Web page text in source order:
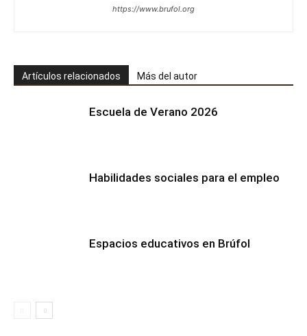
https://www.brufol.org
Artículos relacionados Más del autor
Escuela de Verano 2026
Habilidades sociales para el empleo
Espacios educativos en Brúfol